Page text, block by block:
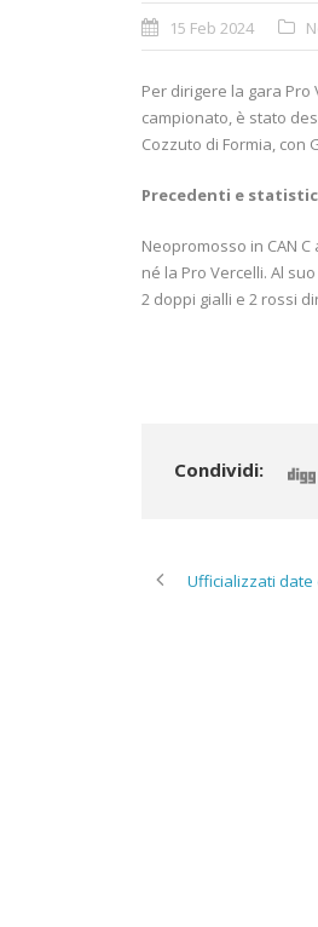
15 Feb 2024
Per dirigere la gara Pro
campionato, è stato
Cozzuto di Formia, con
Precedenti e
Neopromosso in CAN
né la Pro Vercelli. Al
2 doppi gialli e 2 rossi
Condividi:
Ufficializzati